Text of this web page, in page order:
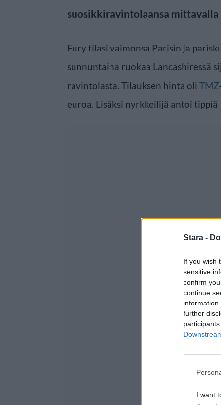
Stara -
If you wish
sensitive
confirm
continue
information
further
I want
suosikkiravintolaansa mittavalla
Fury tilasi vaimonsa Parisin ja
sunnuntaina ruokaa Lancashiressä
ravintolasta. Tilauksen hinta oli TMZ
euroa. Lisäksi nyrkkeilijä antoi tippiä